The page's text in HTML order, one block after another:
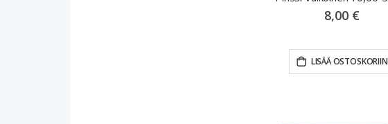
8,00 €
LISÄÄ OSTOSKORIIN